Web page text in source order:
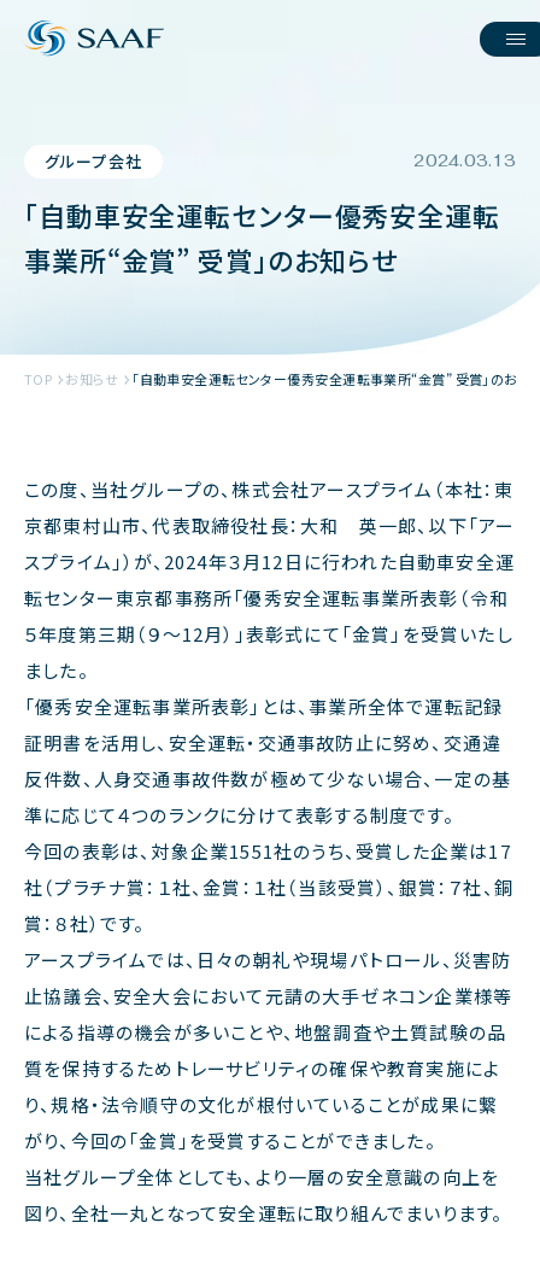
グループ会社 2024.03.13
「自動車安全運転センター優秀安全運転
事業所“金賞” 受賞」のお知らせ
TOP お知らせ 「自動車安全運転センター優秀安全運転事業所“金賞” 受賞」のお知
この度、当社グループの、株式会社アースプライム（本社：東
京都東村山市、代表取締役社長：大和 英一郎、以下「アー
スプライム」）が、2024年３月12日に行われた自動車安全運
転センター東京都事務所「優秀安全運転事業所表彰（令和
５年度第三期（９～12月）」表彰式にて「金賞」を受賞いたし
ました。
「優秀安全運転事業所表彰」とは、事業所全体で運転記録
証明書を活用し、安全運転・交通事故防止に努め、交通違
反件数、人身交通事故件数が極めて少ない場合、一定の基
準に応じて４つのランクに分けて表彰する制度です。
今回の表彰は、対象企業1551社のうち、受賞した企業は17
社（プラチナ賞：１社、金賞：１社（当該受賞）、銀賞：７社、銅
賞：８社）です。
アースプライムでは、日々の朝礼や現場パトロール、災害防
止協議会、安全大会において元請の大手ゼネコン企業様等
による指導の機会が多いことや、地盤調査や土質試験の品
質を保持するためトレーサビリティの確保や教育実施によ
り、規格・法令順守の文化が根付いていることが成果に繋
がり、今回の「金賞」を受賞することができました。
当社グループ全体としても、より一層の安全意識の向上を
図り、全社一丸となって安全運転に取り組んでまいります。